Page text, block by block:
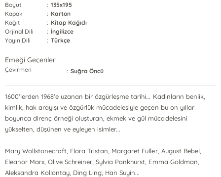
Boyut
: 135x195
Kapak
: Karton
Kağıt
: Kitap Kağıdı
Orjinal Dili
: İngilizce
Yayın Dili
: Türkçe
Emeği Geçenler
Çevirmen : Suğra Öncü
1600'lerden 1968'e uzanan bir özgürleşme tarihi... Kadınların benlik,
kimlik, hak arayışı ve özgürlük mücadelesiyle geçen bu on yıllar
boyunca direnç örneği oluşturan, ekmek ve gül mücadelesini
yükselten, düşünen ve eyleyen isimler...
Mary Wollstonecraft, Flora Tristan, Margaret Fuller, August Bebel,
Eleanor Marx, Olive Schreiner, Sylvia Pankhurst, Emma Goldman,
Aleksandra Kollontay, Ding Ling, Han Suyin...